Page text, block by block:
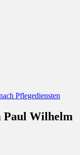
Paul Wilhelm